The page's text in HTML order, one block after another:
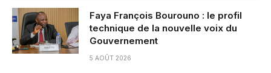
Faya François Bourouno : le profil
technique de la nouvelle voix du
Gouvernement
5 AOÛT 2026